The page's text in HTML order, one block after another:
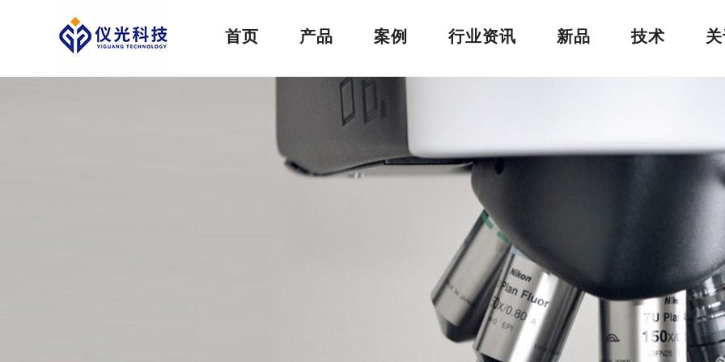
首页 产品 案例 行业资讯 新品 技术